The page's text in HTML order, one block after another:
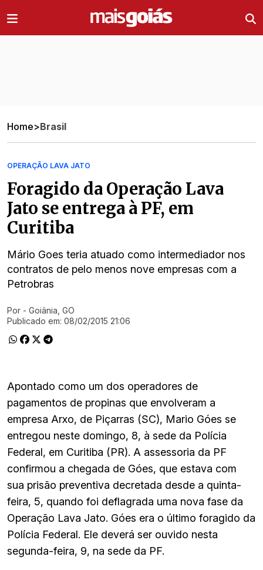
Home>Brasil
OPERAÇÃO LAVA JATO
Foragido da Operação Lava
Jato se entrega à PF, em
Curitiba
Mário Goes teria atuado como intermediador nos
contratos de pelo menos nove empresas com a
Petrobras
Ir direto pra matéria
Por - Goiânia, GO
Publicado em: 08/02/2015 21:06
Apontado como um dos operadores de
pagamentos de propinas que envolveram a
empresa Arxo, de Piçarras (SC), Mario Góes se
entregou neste domingo, 8, à sede da Polícia
Federal, em Curitiba (PR). A assessoria da PF
confirmou a chegada de Góes, que estava com
sua prisão preventiva decretada desde a quinta-
feira, 5, quando foi deflagrada uma nova fase da
Operação Lava Jato. Góes era o último foragido da
Polícia Federal. Ele deverá ser ouvido nesta
segunda-feira, 9, na sede da PF.